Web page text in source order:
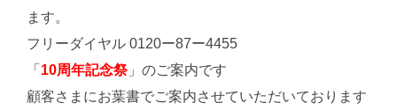
ます。
フリーダイヤル 0120ー87ー4455
「 10周年記念祭」のご案内です
顧客さまにお葉書でご案内させていただいております